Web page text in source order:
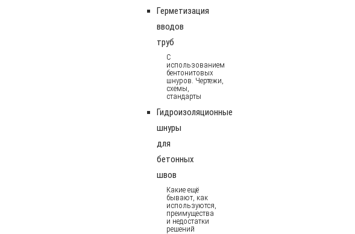
Герметизация
вводов
труб
С
использованием
бентонитовых
шнуров. Чертежи,
схемы,
стандарты
Гидроизоляционные
шнуры
для
бетонных
швов
Какие ещё
бывают, как
используются,
преимущества
и недостатки
решений